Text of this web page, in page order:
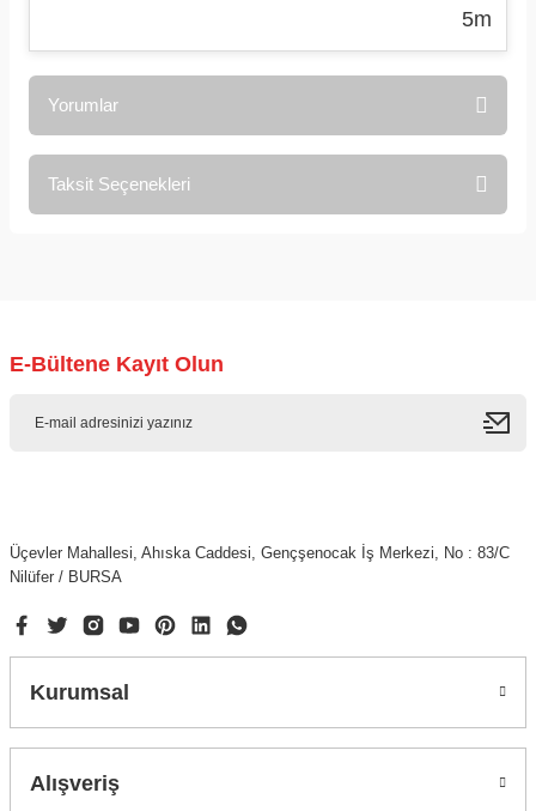
5m
Yorumlar
Taksit Seçenekleri
E-Bültene Kayıt Olun
Üçevler Mahallesi, Ahıska Caddesi, Gençşenocak İş Merkezi, No : 83/C
Nilüfer / BURSA
Kurumsal
Alışveriş